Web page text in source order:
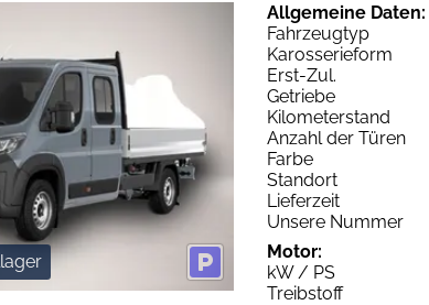
Allgemeine Daten:
Fahrzeugtyp
Karosserieform
Erst-Zul.
Getriebe
Kilometerstand
Anzahl der Türen
Farbe
Standort
Lieferzeit
Unsere Nummer
Motor:
kW / PS
Treibstoff